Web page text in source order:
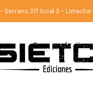
Serrano 317 local 3 -
Tres cuentos -
|